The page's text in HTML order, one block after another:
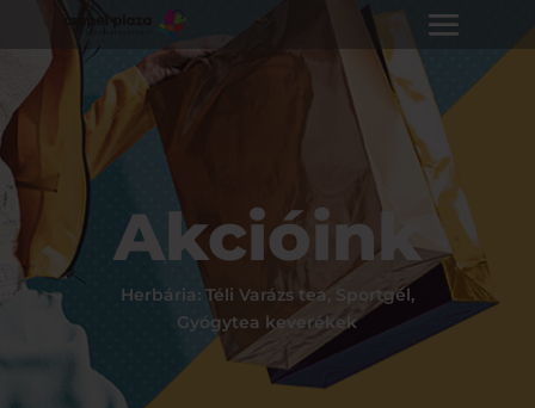
Akcióink
Herbária: Téli Varázs tea, Sportgél,
Gyógytea keverékek